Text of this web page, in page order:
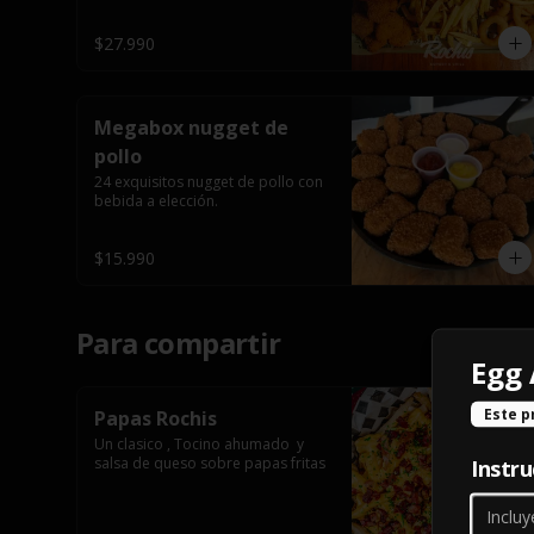
$27.990
Megabox nugget de
pollo
24 exquisitos nugget de pollo con
bebida a elección.
$15.990
Para compartir
Papas Rochis
Un clasico , Tocino ahumado  y
salsa de queso sobre papas fritas
Egg
Este